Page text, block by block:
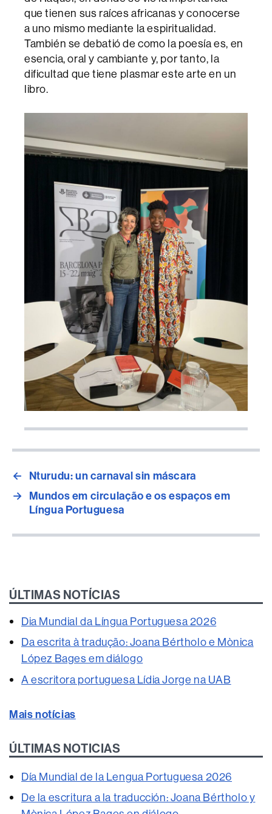
que tienen sus raíces africanas y conocerse
a uno mismo mediante la espiritualidad.
También se debatió de como la poesía es, en
esencia, oral y cambiante y, por tanto, la
dificultad que tiene plasmar este arte en un
libro.
←
Nturudu: un carnaval sin máscara
→ Mundos em circulação e os espaços em
Língua Portuguesa
ÚLTIMAS NOTÍCIAS
Dia Mundial da Língua Portuguesa 2026
Da escrita à tradução: Joana Bértholo e Mònica
López Bages em diálogo
A escritora portuguesa Lídia Jorge na UAB
Mais notícias
ÚLTIMAS NOTICIAS
Día Mundial de la Lengua Portuguesa 2026
De la escritura a la traducción: Joana Bértholo y